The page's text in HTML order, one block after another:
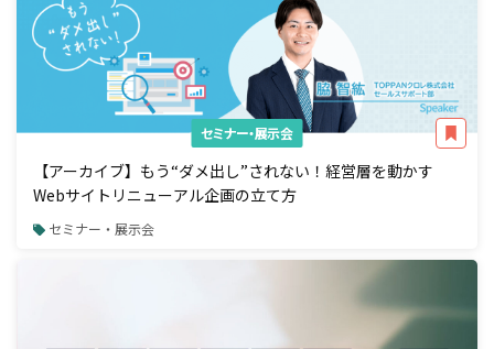
セミナー・展示会
【アーカイブ】もう“ダメ出し”されない！経営層を動かす
Webサイトリニューアル企画の立て方
セミナー・展示会